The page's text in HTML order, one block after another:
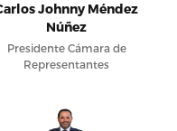
Johnny Méndez
Núñez
Presidente Cámara de
Representantes